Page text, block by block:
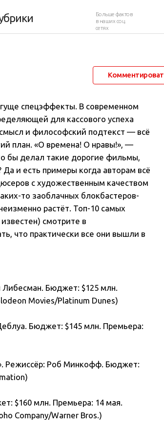
Больше фактов
в наших соц.
сетях
спецэффекты. В современном
для кассового успеха
и философский подтекст — всё
план. «О времена! О нравы!», —
бы делал такие дорогие фильмы,
и есть примеры когда авторам всё
с художественным качеством
то заоблачных блокбастеров-
растёт. Топ-10 самых
смотрите в
что практически все они вышли в
Либесман. Бюджет: $125 млн.
Movies/Platinum Dunes)
Бюджет: $145 млн. Премьера:
Режиссёр: Роб Минкофф. Бюджет:
$160 млн. Премьера: 14 мая.
Company/Warner Bros.)